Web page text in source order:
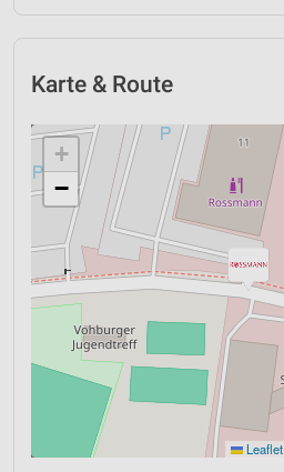
Karte & Route
+
−
Leaflet